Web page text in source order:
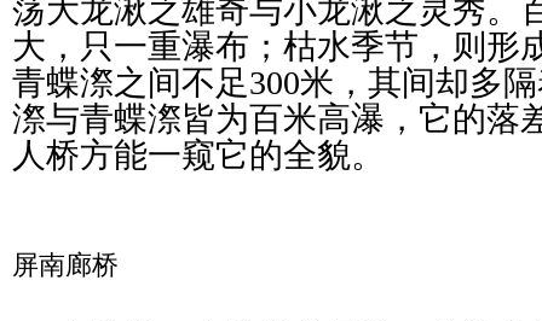
荡大龙湫之雄奇与小龙湫之灵秀。
大，只一重瀑布；枯水季节，则形
青蝶漈之间不足300米，其间却多
漈与青蝶漈皆为百米高瀑，它的落
人桥方能一窥它的全貌。
屏南廊桥